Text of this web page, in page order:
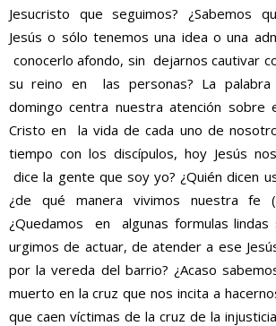
Jesucristo que seguimos? ¿Sabemos
Jesús o sólo tenemos una idea o una
conocerloafondo, sin dejarnos cautivar
su reino en las personas? La
domingo centra nuestra atención sobre
Cristo en la vida de cada uno de
tiempo con los discípulos, hoy Jesús
dice la gente que soy yo? ¿Quién dicen
¿de qué manera vivimos nuestrafe (
¿Quedamos en algunas formulas lindas
urgimos de actuar, de atender a ese
por la vereda del barrio? ¿Acaso
muerto en la cruz que nos incita a
que caen víctimas de la cruz de la